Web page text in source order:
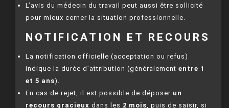
L’avis du médecin du travail peut aussi être sollicité
pour mieux cerner la situation professionnelle.
NOTIFICATION ET RECOURS
La notification officielle (acceptation ou refus)
indique la durée d’attribution (généralement entre 1
et 5 ans).
En cas de rejet, il est possible de déposer un
recours gracieux dans les 2 mois , puis de saisir, si